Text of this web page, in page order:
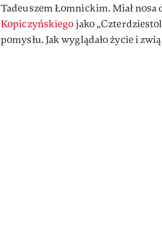
Tadeuszem Łomnickim. Miał
Kopiczyńskiegojako
pomysłu. Jak wyglądało życie i